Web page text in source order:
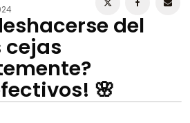
del
cejas
🌸